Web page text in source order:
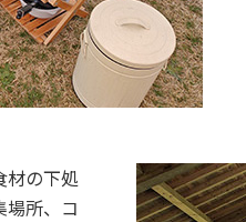
材の下処
所、コ